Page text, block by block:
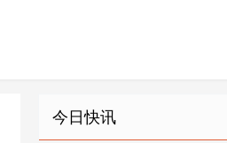
今日快讯